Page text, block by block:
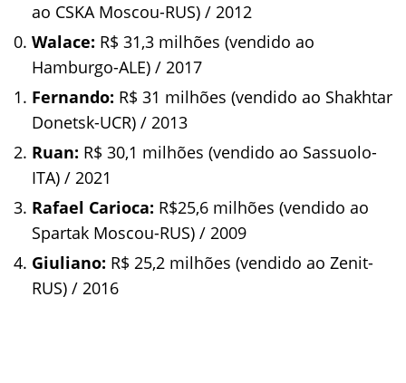
ao CSKA Moscou-RUS) / 2012
Walace: R$ 31,3 milhões (vendido ao
Hamburgo-ALE) / 2017
Fernando: R$ 31 milhões (vendido ao Shakhtar
Donetsk-UCR) / 2013
Ruan: R$ 30,1 milhões (vendido ao Sassuolo-
ITA) / 2021
Rafael Carioca: R$25,6 milhões (vendido ao
Spartak Moscou-RUS) / 2009
Giuliano: R$ 25,2 milhões (vendido ao Zenit-
RUS) / 2016